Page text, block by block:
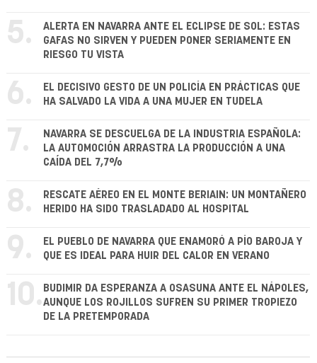
5.
ALERTA EN NAVARRA ANTE EL ECLIPSE DE SOL: ESTAS
GAFAS NO SIRVEN Y PUEDEN PONER SERIAMENTE EN
RIESGO TU VISTA
6.
EL DECISIVO GESTO DE UN POLICÍA EN PRÁCTICAS QUE
HA SALVADO LA VIDA A UNA MUJER EN TUDELA
7.
NAVARRA SE DESCUELGA DE LA INDUSTRIA ESPAÑOLA:
LA AUTOMOCIÓN ARRASTRA LA PRODUCCIÓN A UNA
CAÍDA DEL 7,7%
8.
RESCATE AÉREO EN EL MONTE BERIAIN: UN MONTAÑERO
HERIDO HA SIDO TRASLADADO AL HOSPITAL
9.
EL PUEBLO DE NAVARRA QUE ENAMORÓ A PÍO BAROJA Y
QUE ES IDEAL PARA HUIR DEL CALOR EN VERANO
10. BUDIMIR DA ESPERANZA A OSASUNA ANTE EL NÁPOLES,
AUNQUE LOS ROJILLOS SUFREN SU PRIMER TROPIEZO
DE LA PRETEMPORADA